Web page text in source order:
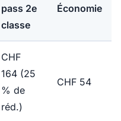
pass 2e
classe
Économie
CHF
164 (25
% de
réd.)
CHF 54